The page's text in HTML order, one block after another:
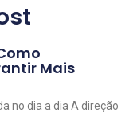
Mais
no dia a dia A direção